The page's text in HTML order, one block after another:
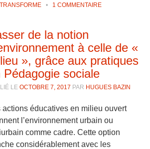
• 1 COMMENTAIRE
de la notion
à celle de «
», grâce aux pratiques
Pédagogie sociale
LE OCTOBRE 7, 2017 PAR HUGUES BAZIN
actions éducatives en milieu ouvert
l’environnement urbain ou
comme cadre. Cette option
considérablement avec les